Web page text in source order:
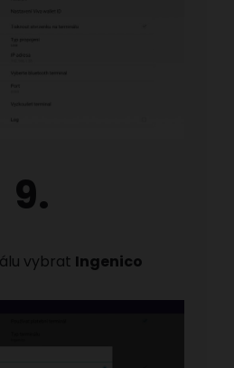
9.
vybrat Ingenico